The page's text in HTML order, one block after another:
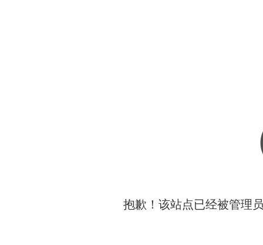
抱歉！该站点已经被管理